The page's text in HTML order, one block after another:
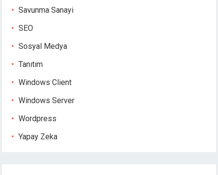
Savunma Sanayi
SEO
Sosyal Medya
Tanıtım
Windows Client
Windows Server
Wordpress
Yapay Zeka